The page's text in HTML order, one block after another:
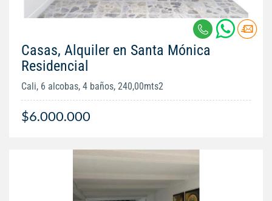
Casas, Alquiler en Santa Mónica
Residencial
Cali, 6 alcobas, 4 baños, 240,00mts2
$6.000.000